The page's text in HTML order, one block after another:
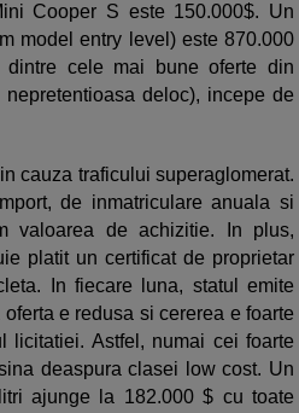
Cooper S este 150.000$. Un
model entry level) este 870.000
cele mai bune oferte din
deloc), incepe de
cauza traficului superaglomerat.
de inmatriculare anuala si
valoarea de achizitie. In plus,
platit un certificat de proprietar
In fiecare luna, statul emite
e redusa si cererea e foarte
licitatiei. Astfel, numai cei foarte
deaspura clasei low cost. Un
ajunge la 182.000 $ cu toate